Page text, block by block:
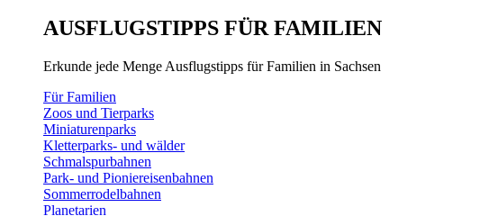
AUSFLUGSTIPPS FÜR FAMILIEN
Erkunde jede Menge Ausflugstipps für Familien in Sachsen
Für Familien
Zoos und Tierparks
Miniaturenparks
Kletterparks- und wälder
Schmalspurbahnen
Park- und Pioniereisenbahnen
Sommerrodelbahnen
Planetarien